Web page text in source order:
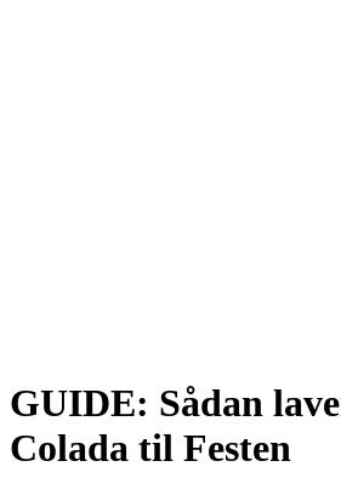
GUIDE: Sådan
Colada til Festen